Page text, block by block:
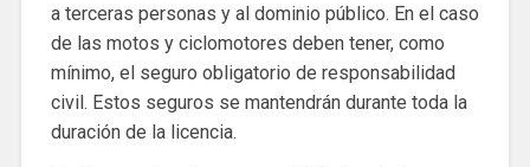
a terceras personas y al dominio público. En el caso
de las motos y ciclomotores deben tener, como
mínimo, el seguro obligatorio de responsabilidad
civil. Estos seguros se mantendrán durante toda la
duración de la licencia.